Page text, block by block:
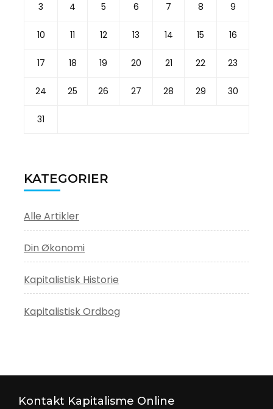
3 4 5 6 7 8 9
10 11 12 13 14 15 16
17 18 19 20 21 22 23
24 25 26 27 28 29 30
31
KATEGORIER
Alle Artikler
Din Økonomi
Kapitalistisk Historie
Kapitalistisk Ordbog
Kontakt Kapitalisme Online